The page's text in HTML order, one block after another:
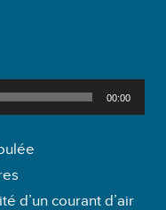
00:00
d’un courant d’air